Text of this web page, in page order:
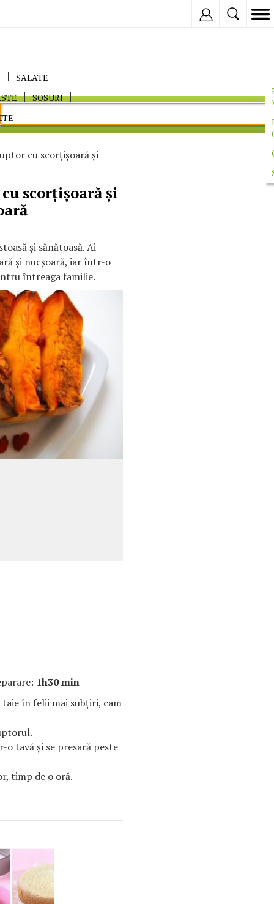
SALATE
SOSURI
cu scorţişoară şi
scorţişoară şi
şi sănătoasă. Ai
şi nucşoară, iar într-o
întreaga familie.
1h30 min
taie în felii mai subţiri, cam
o tavă şi se presară peste
timp de o oră.